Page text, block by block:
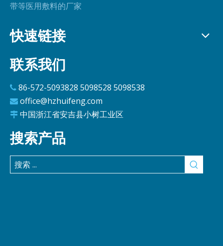
带等医用敷料的厂家
快速链接
联系我们
 86-572-5093828 5098528 5098538
 office@hzhuifeng.com
 中国浙江省安吉县小树工业区
搜索产品